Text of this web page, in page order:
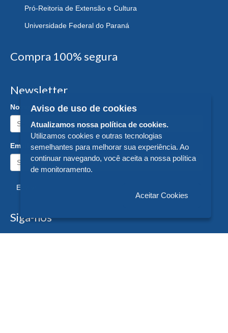
Pró-Reitoria de Extensão e Cultura
Universidade Federal do Paraná
Compra 100% segura
Newsletter
Nome:
Email:
Enviar
Siga-nos
Aviso de uso de cookies
Atualizamos nossa política de cookies.
Utilizamos cookies e outras tecnologias
semelhantes para melhorar sua experiência. Ao
continuar navegando, você aceita a nossa política
de monitoramento.
Aceitar Cookies